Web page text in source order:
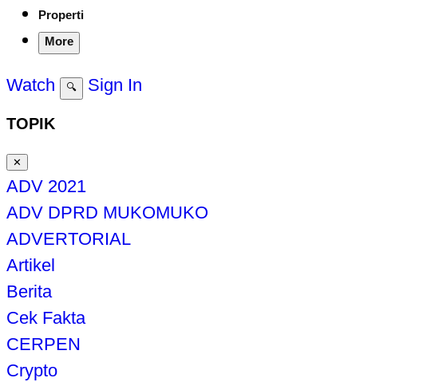
Properti
More
Watch 🔍 Sign In
TOPIK
✕
ADV 2021
ADV DPRD MUKOMUKO
ADVERTORIAL
Artikel
Berita
Cek Fakta
CERPEN
Crypto